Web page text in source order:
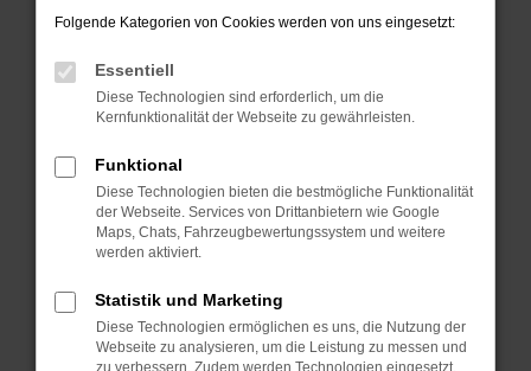
Prüfe deine Browsererweiterungen.
können das Laden bestimmter Seiten
verhindern. Funktioniert die Seite in einem
anderen Browser oder in einem privaten
Starte dein Gerät neu.
Das kann manchmal helfen, vorübergehende
Probleme zu beheben.
Betriebssystem auf dem neuesten Stand
sind.
Veraltete Software birgt nicht nur ein
Folgende Kategorien von Cookies werden von uns eingesetzt:
Essentiell
Diese Technologien sind erforderlich, um die
Kernfunktionalität der Webseite zu gewährleisten.
Funktional
Diese Technologien bieten die bestmögliche Funktionalität
der Webseite. Services von Drittanbietern wie Google
Maps, Chats, Fahrzeugbewertungssystem und weitere
werden aktiviert.
Statistik und Marketing
Diese Technologien ermöglichen es uns, die Nutzung der
Webseite zu analysieren, um die Leistung zu messen und
zu verbessern. Zudem werden Technologien eingesetzt,